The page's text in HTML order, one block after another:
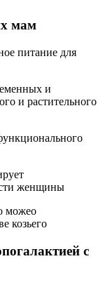
мам
питание для
и
и растительного
женщины
можео
козьего
с